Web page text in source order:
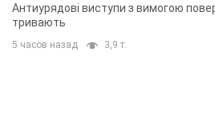
Антиурядові виступи з вимогою
тривають
5 часов назад 3,9 т.